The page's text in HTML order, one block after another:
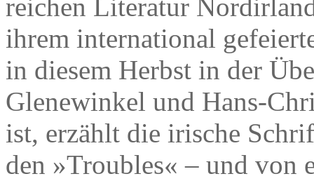
reichen Literatur
ihrem international
in diesem Herbst in der
Glenewinkel und Hans-
ist, erzählt die irische
den »Troubles« – und von